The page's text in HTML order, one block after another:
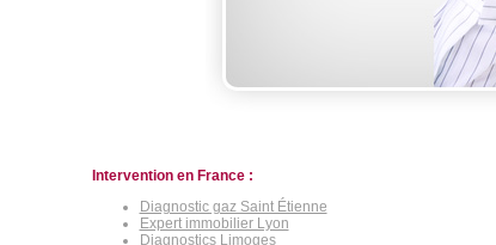
Intervention en France :
Diagnostic gaz Saint Étienne
Expert immobilier Lyon
Diagnostics Limoges